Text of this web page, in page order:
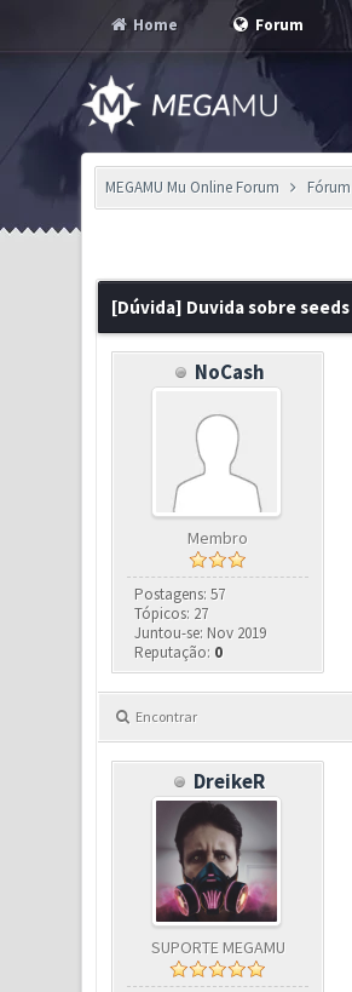
Home Forum
MEGAMU Mu Online Forum Fórum
[Dúvida] Duvida sobre seeds
NoCash
Membro
Postagens: 57
Tópicos: 27
Juntou-se: Nov 2019
Reputação: 0
Encontrar
DreikeR
SUPORTE MEGAMU